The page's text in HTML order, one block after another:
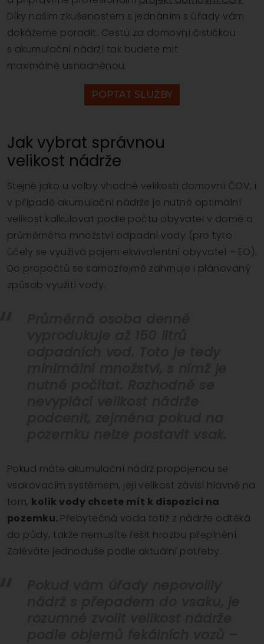
Díky našim zkušenostem s jednáním s úřady vám
dokážeme poradit. Cestu za domovní čističkou
s akumulační nádrží tak budete mít
maximálně usnadněnou.
POPTAT SLUŽBY
Jak vybrat správnou
velikost nádrže
Stejně jako u volby vhodné velikosti domovní ČOV, i
v případě akumulační nádrže je nutné optimální
velikost kalkulovat podle počtu obyvatel v domě a
průměrného množství odpadní vody (pro tyto
účely se využívá pojem ekvivalentní obyvatel – EO).
Do propočtů se samozřejmě zahrnuje i plánovaný
způsob využití vody.
Pokud máte akumulační nádrž propojenou se
vsakovacím systémem, její velikost závisí hlavně na
tom, kolik vody chcete mít k dispozici na
pozemku. Přebytečná voda totiž z nádrže odtéká
do půdy, takže nemusíte řešit hrozbu přeplnění.
Zaléváte jednoduše podle aktuální potřeby.